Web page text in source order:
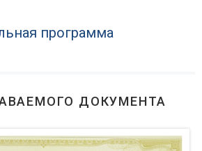
программа
ДОКУМЕНТА